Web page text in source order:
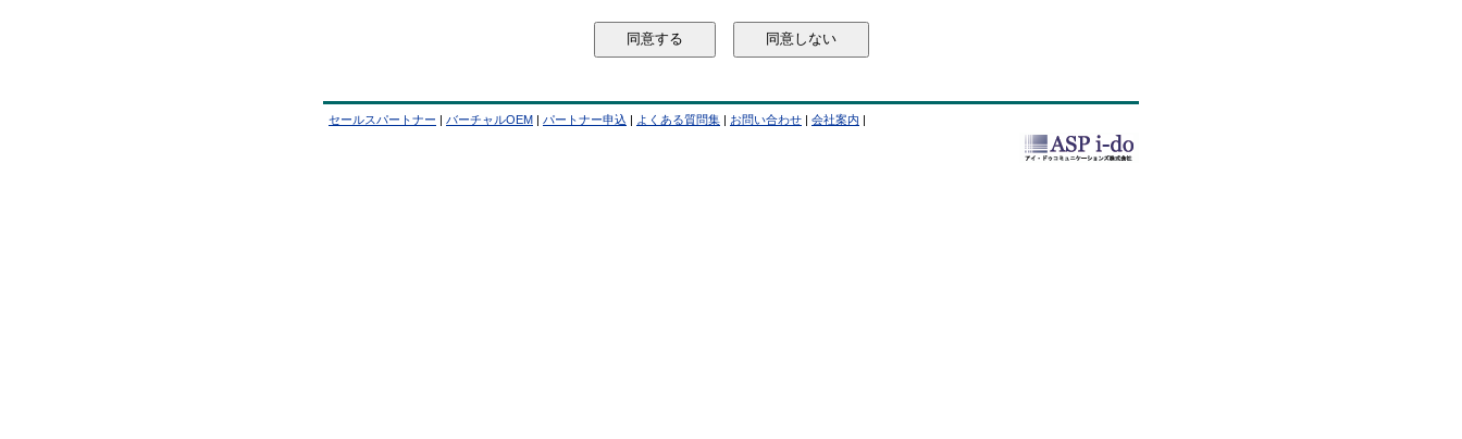
セールスパートナー | バーチャルOEM | パートナー申込 | よくある質問集 | お問い合わせ | 会社案内 |